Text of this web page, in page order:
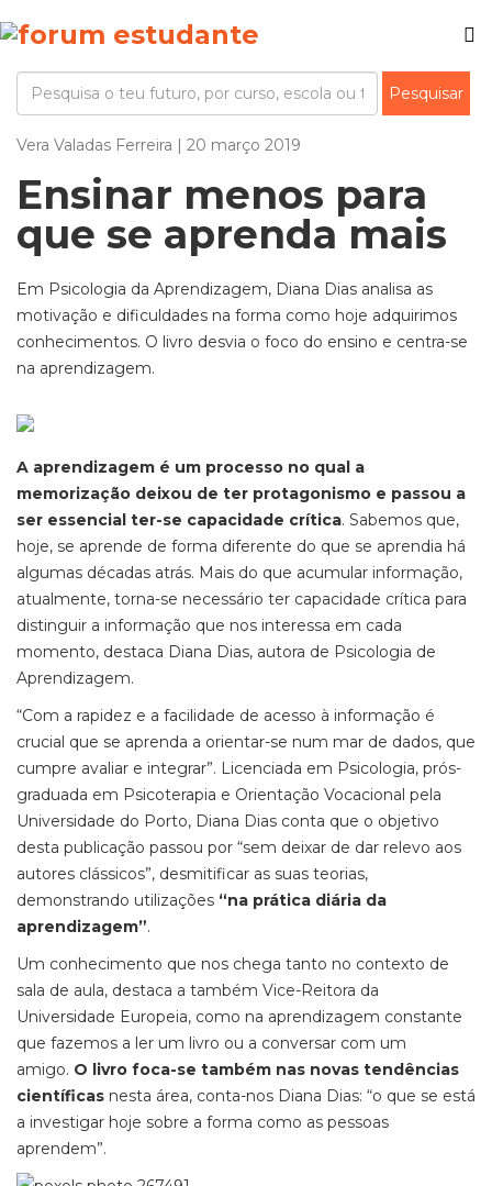
Vera Valadas Ferreira | 20 março 2019
Ensinar menos para
que se aprenda mais
Em Psicologia da Aprendizagem, Diana Dias analisa as
motivação e dificuldades na forma como hoje adquirimos
conhecimentos. O livro desvia o foco do ensino e centra-se
na aprendizagem.
A aprendizagem é um processo no qual a
memorização deixou de ter protagonismo e passou a
ser essencial ter-se capacidade crítica. Sabemos que,
hoje, se aprende de forma diferente do que se aprendia há
algumas décadas atrás. Mais do que acumular informação,
atualmente, torna-se necessário ter capacidade crítica para
distinguir a informação que nos interessa em cada
momento, destaca Diana Dias, autora de Psicologia de
Aprendizagem.
“Com a rapidez e a facilidade de acesso à informação é
crucial que se aprenda a orientar-se num mar de dados, que
cumpre avaliar e integrar”. Licenciada em Psicologia, prós-
graduada em Psicoterapia e Orientação Vocacional pela
Universidade do Porto, Diana Dias conta que o objetivo
desta publicação passou por “sem deixar de dar relevo aos
autores clássicos”, desmitificar as suas teorias,
demonstrando utilizações “na prática diária da
aprendizagem”.
Um conhecimento que nos chega tanto no contexto de
sala de aula, destaca a também Vice-Reitora da
Universidade Europeia, como na aprendizagem constante
que fazemos a ler um livro ou a conversar com um
amigo. O livro foca-se também nas novas tendências
científicas nesta área, conta-nos Diana Dias: “o que se está
a investigar hoje sobre a forma como as pessoas
aprendem”.